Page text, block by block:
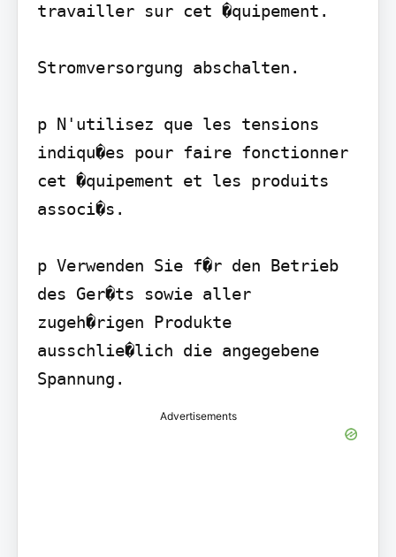
travailler sur cet �quipement.
Stromversorgung abschalten.
p N'utilisez que les tensions
indiqu�es pour faire fonctionner
cet �quipement et les produits
associ�s.
p Verwenden Sie f�r den Betrieb
des Ger�ts sowie aller
zugeh�rigen Produkte
ausschlie�lich die angegebene
Spannung.
Advertisements